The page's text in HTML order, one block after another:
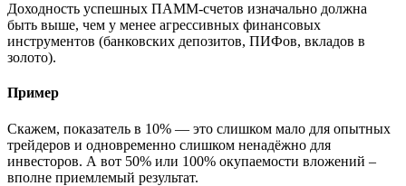
Доходность успешных ПАММ-счетов изначально должна
быть выше, чем у менее агрессивных финансовых
инструментов (банковских депозитов, ПИФов, вкладов в
золото).
Пример
Скажем, показатель в 10% — это слишком мало для опытных
трейдеров и одновременно слишком ненадёжно для
инвесторов. А вот 50% или 100% окупаемости вложений –
вполне приемлемый результат.